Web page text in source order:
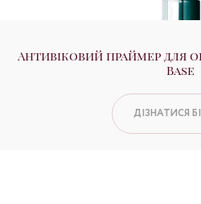
Антивіковий праймер для
Base
ДІЗНАТИСЯ